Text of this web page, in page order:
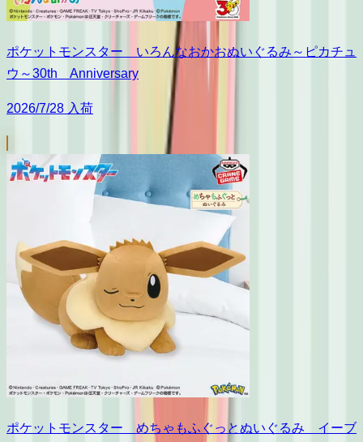
ポケットモンスター いろんなおかおぬいぐるみ～ピカチュ
ウ～30th Anniversary
2026/7/28 入荷
ポケットモンスター めちゃもふぐっとぬいぐるみ イーブ